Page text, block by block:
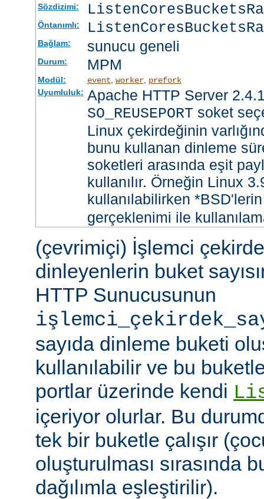
Sözdizimi:
Öntanımlı:
Bağlam: sunucu geneli
Durum: MPM
Modül: event worker, prefork
Uyumluluk: Apache HTTP Server
SO_REUSEPORT soket
Linux çekirdeğinin
bunu kullanan dinleme
soketleri arasında eşit
kullanılır. Örneğin Linux
kullanılabilirken
gerçeklenimi ile
(çevrimiçi) İşlemci
dinleyenlerin buket
HTTP Sunucusunun
sayıda dinleme buketi
kullanılabilir ve bu
portlar üzerinde kendi
içeriyor olurlar. Bu
tek bir buketle çalışır
oluşturulması sırasında
dağılımla eşleştirilir).